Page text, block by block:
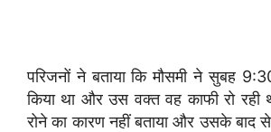
परिजनों ने बताया कि मौसमी ने सुबह
किया था और उस वक्त वह काफी रो रही
रोने का कारण नहीं बताया और उसके बाद